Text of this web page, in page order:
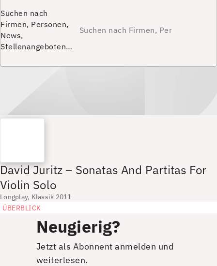
Suchen nach
Firmen, Personen,
News,
Stellenangeboten…
David Juritz – Sonatas And Partitas For
Violin Solo
Longplay, Klassik 2011
ÜBERBLICK
Neugierig?
Jetzt als Abonnent anmelden und
weiterlesen.